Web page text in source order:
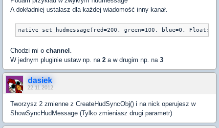
A dokładniej ustalasz dla każdej wiadomość inny kanał.
native set_hudmessage(red=200, green=100, blue=0,
Chodzi mi o channel
W jednym pluginie ustaw np. na 2 a w drugim np. na 3
dasiek
22.11.2012
Tworzysz 2 zmienne z CreateHudSyncObj() i na nick operujesz w
ShowSyncHudMessage (Tylko zmieniasz drugi parametr)